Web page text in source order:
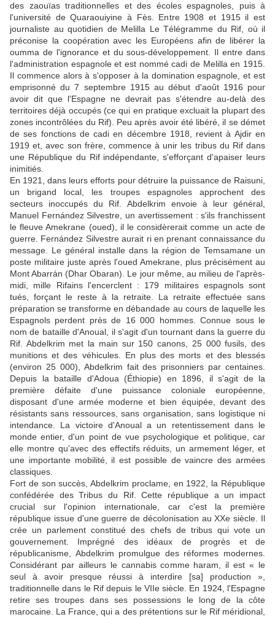
des zaouïas traditionnelles et des écoles espagnoles, puis à
l'université de Quaraouiyine à Fès. Entre 1908 et 1915 il est
journaliste au quotidien de Melilla Le Télégramme du Rif, où il
préconise la coopération avec les Européens afin de libérer la
oumma de l'ignorance et du sous-développement. Il entre dans
l'administration espagnole et est nommé cadi de Melilla en 1915.
Il commence alors à s'opposer à la domination espagnole, et est
emprisonné du 7 septembre 1915 au début d'août 1916 pour
avoir dit que l'Espagne ne devrait pas s'étendre au-delà des
territoires déjà occupés (ce qui en pratique excluait la plupart des
zones incontrôlées du Rif). Peu après avoir été libéré, il se démet
de ses fonctions de cadi en décembre 1918, revient à Ajdir en
1919 et, avec son frère, commence à unir les tribus du Rif dans
une République du Rif indépendante, s'efforçant d'apaiser leurs
inimitiés.
En 1921, dans leurs efforts pour détruire la puissance de Raisuni,
un brigand local, les troupes espagnoles approchent des
secteurs inoccupés du Rif. Abdelkrim envoie à leur général,
Manuel Fernández Silvestre, un avertissement : s'ils franchissent
le fleuve Amekrane (oued), il le considèrerait comme un acte de
guerre. Fernández Silvestre aurait ri en prenant connaissance du
message. Le général installe dans la région de Temsamane un
poste militaire juste après l'oued Amekrane, plus précisément au
Mont Abarrán (Dhar Obaran). Le jour même, au milieu de l'après-
midi, mille Rifains l'encerclent : 179 militaires espagnols sont
tués, forçant le reste à la retraite. La retraite effectuée sans
préparation se transforme en débandade au cours de laquelle les
Espagnols perdent près de 16 000 hommes. Connue sous le
nom de bataille d'Anoual, il s'agit d'un tournant dans la guerre du
Rif. Abdelkrim met la main sur 150 canons, 25 000 fusils, des
munitions et des véhicules. En plus des morts et des blessés
(environ 25 000), Abdelkrim fait des prisonniers par centaines.
Depuis la bataille d'Adoua (Éthiopie) en 1896, il s'agit de la
première défaite d'une puissance coloniale européenne,
disposant d'une armée moderne et bien équipée, devant des
résistants sans ressources, sans organisation, sans logistique ni
intendance. La victoire d'Anoual a un retentissement dans le
monde entier, d'un point de vue psychologique et politique, car
elle montre qu'avec des effectifs réduits, un armement léger, et
une importante mobilité, il est possible de vaincre des armées
classiques.
Fort de son succès, Abdelkrim proclame, en 1922, la République
confédérée des Tribus du Rif. Cette république a un impact
crucial sur l'opinion internationale, car c'est la première
république issue d'une guerre de décolonisation au XXe siècle. Il
crée un parlement constitué des chefs de tribus qui vote un
gouvernement. Imprégné des idéaux de progrès et de
républicanisme, Abdelkrim promulgue des réformes modernes.
Considérant par ailleurs le cannabis comme haram, il est « le
seul à avoir presque réussi à interdire [sa] production »,
traditionnelle dans le Rif depuis le VIIe siècle. En 1924, l'Espagne
retire ses troupes dans ses possessions le long de la côte
marocaine. La France, qui a des prétentions sur le Rif méridional,